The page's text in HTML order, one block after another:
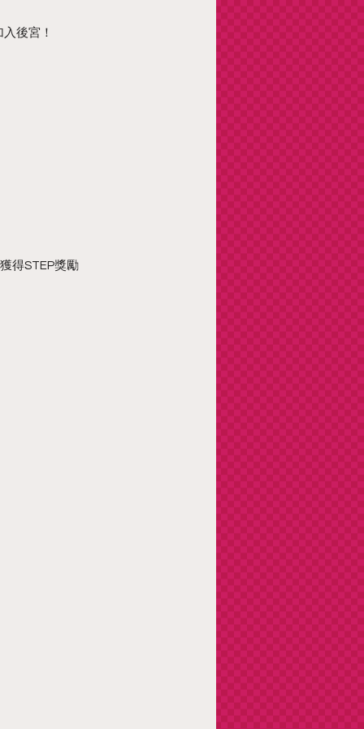
後宮！
得STEP獎勵